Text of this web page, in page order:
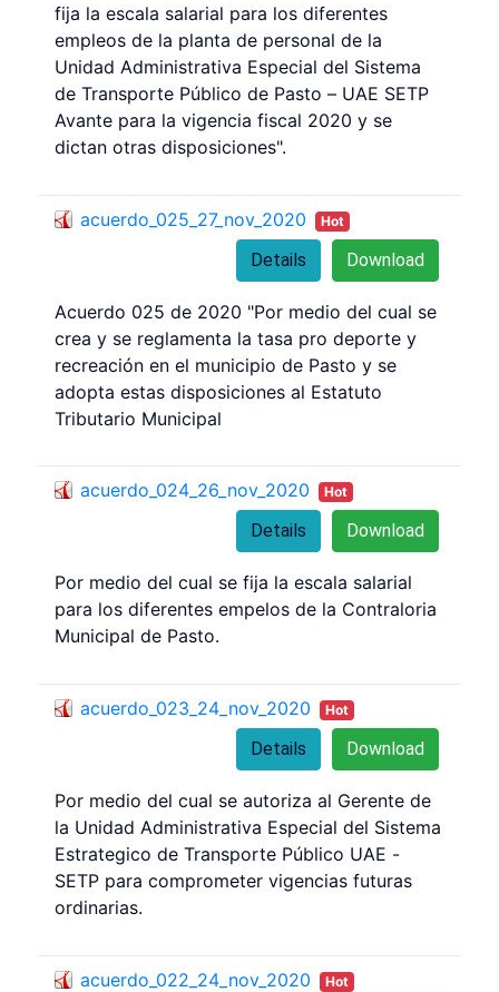
fija la escala salarial para los diferentes
empleos de la planta de personal de la
Unidad Administrativa Especial del Sistema
de Transporte Público de Pasto – UAE SETP
Avante para la vigencia fiscal 2020 y se
dictan otras disposiciones".
acuerdo_025_27_nov_2020 Hot
Download
Details
Acuerdo 025 de 2020 "Por medio del cual se
crea y se reglamenta la tasa pro deporte y
recreación en el municipio de Pasto y se
adopta estas disposiciones al Estatuto
Tributario Municipal
acuerdo_024_26_nov_2020 Hot
Download
Details
Por medio del cual se fija la escala salarial
para los diferentes empelos de la Contraloria
Municipal de Pasto.
acuerdo_023_24_nov_2020 Hot
Download
Details
Por medio del cual se autoriza al Gerente de
la Unidad Administrativa Especial del Sistema
Estrategico de Transporte Público UAE -
SETP para comprometer vigencias futuras
ordinarias.
acuerdo_022_24_nov_2020 Hot